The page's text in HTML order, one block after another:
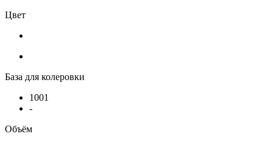
Цвет
База для колеровки
1001
-
Объём